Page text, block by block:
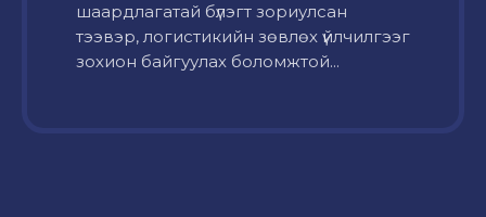
шаардлагатай бүлэгт зориулсан
тээвэр, логистикийн зөвлөх үйлчилгээг
зохион байгуулах боломжтой...